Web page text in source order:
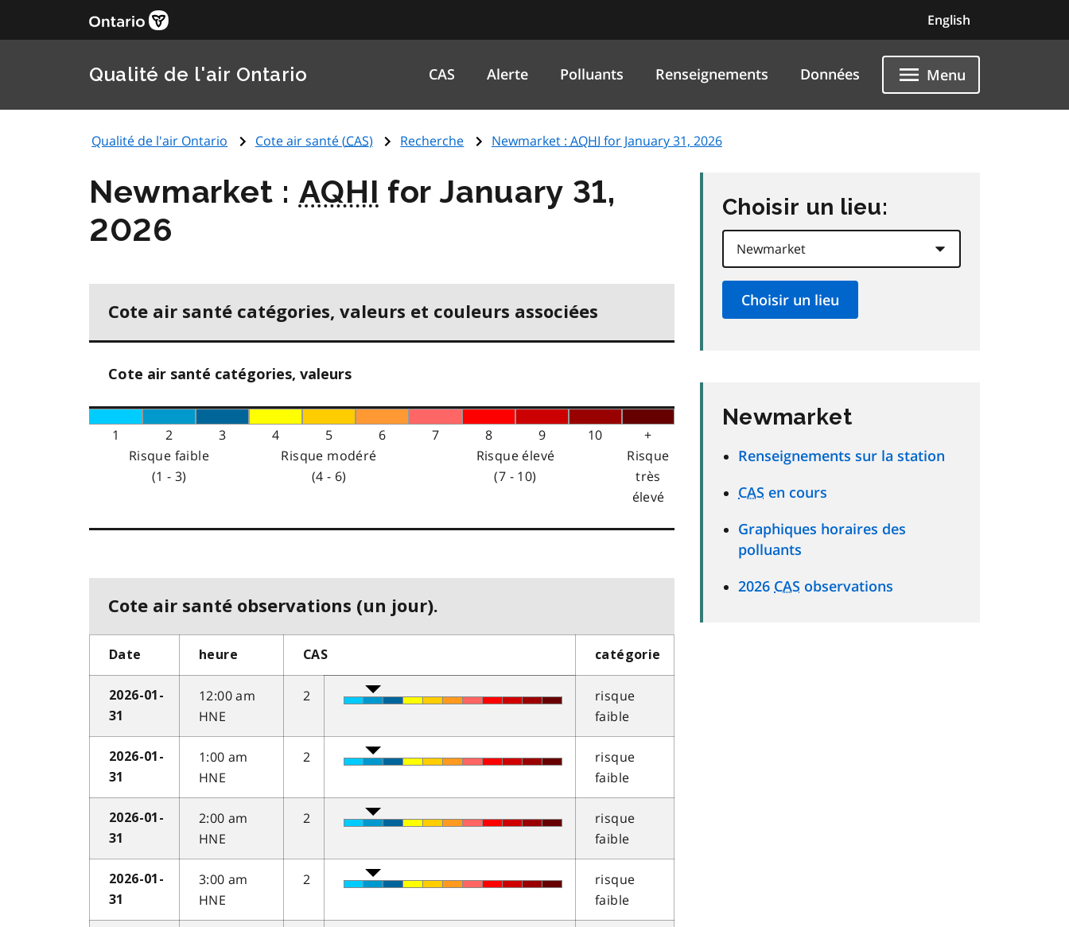
English
Qualité de l'air Ontario CAS Alerte Polluants Renseignements Données Menu
Qualité de l'air Ontario Cote air santé (CAS) Recherche Newmarket : AQHI for January 31, 2026
Newmarket : AQHI for January 31,
2026
Cote air santé catégories, valeurs et couleurs associées
Cote air santé catégories, valeurs
1 2 3 4 5 6 7 8 9 10
+
Risque faible
(1 - 3)
Risque modéré
(4 - 6)
Risque élevé
(7 - 10)
Risque
très
élevé
Cote air santé observations (un jour).
Date heure CAS catégorie
2026-01-
31
12:00 am
HNE
2
risque
faible
2026-01-
31
1:00 am
HNE
2
risque
faible
2026-01-
31
2:00 am
HNE
2
risque
faible
2026-01-
31
3:00 am
HNE
2
risque
faible
Choisir un lieu:
Newmarket
Renseignements sur la station
CAS en cours
Graphiques horaires des
polluants
2026 CAS observations